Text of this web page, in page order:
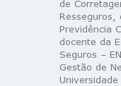
de
Resseguros,
Previdência
docente da
Seguros –
Gestão de